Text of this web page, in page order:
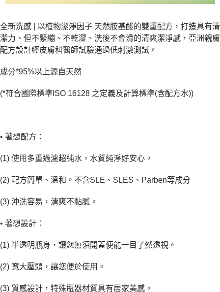
全新洗感 | 以植物潔淨因子 天然胺基酸的雙重配方，打造具有清
潔力、但不緊繃、不乾澀、洗後不會滑的清爽潔淨感，亞洲親膚
配方設計經皮膚科醫師試驗通過低刺激測試。
成分*95%以上源自天然
(*符合國際標準ISO 16128 之定義及計算標準(含配方水))
• 著想配方：
(1) 使用多重過濾超純水，水質純淨好安心。
(2) 配方簡單、溫和。不含SLE、SLES、Parben等成分
(3) 沖洗容易，清爽不黏膩。
• 著想設計：
(1) 半透明瓶身，讓您無須開蓋便能一目了然透視。
(2) 寬大壓頭，讓您便於使用。
(3) 質感設計，特殊瓶器材質具有居家美感。